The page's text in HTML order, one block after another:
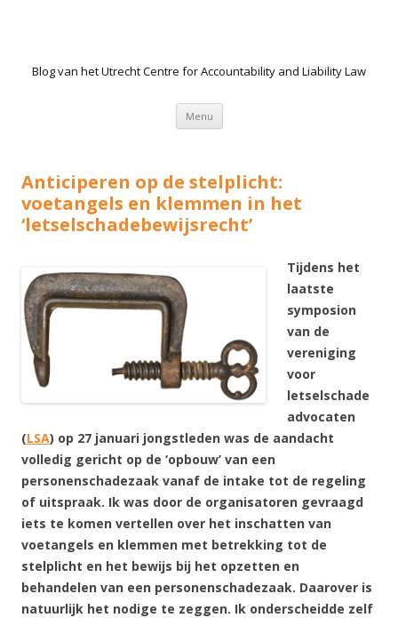
Blog van het Utrecht Centre for Accountability and Liability Law
Menu Spring naar de inhoud
Anticiperen op de stelplicht:
voetangels en klemmen in het
‘letselschadebewijsrecht’
Tijdens het
laatste
symposion
van de
vereniging
voor
letselschade
advocaten
(LSA) op 27 januari jongstleden was de aandacht
volledig gericht op de ‘opbouw’ van een
personenschadezaak vanaf de intake tot de regeling
of uitspraak. Ik was door de organisatoren gevraagd
iets te komen vertellen over het inschatten van
voetangels en klemmen met betrekking tot de
stelplicht en het bewijs bij het opzetten en
behandelen van een personenschadezaak. Daarover is
natuurlijk het nodige te zeggen. Ik onderscheidde zelf